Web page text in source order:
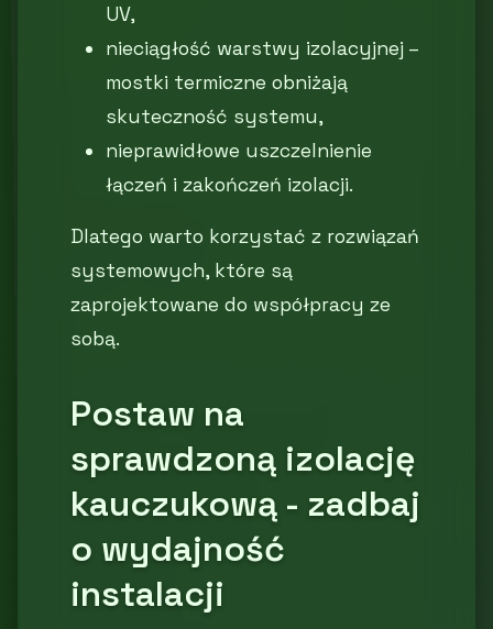
UV,
nieciągłość warstwy izolacyjnej –
mostki termiczne obniżają
skuteczność systemu,
nieprawidłowe uszczelnienie
łączeń i zakończeń izolacji.
Dlatego warto korzystać z rozwiązań
systemowych, które są
zaprojektowane do współpracy ze
sobą.
Postaw na
sprawdzoną izolację
kauczukową - zadbaj
o wydajność
instalacji